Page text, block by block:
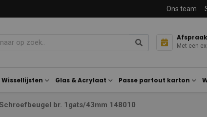
Ons team
Met een
Wissellijsten Glas & Acrylaat Passe partout karton
Schroefbeugel br. 1gats/43mm 148010